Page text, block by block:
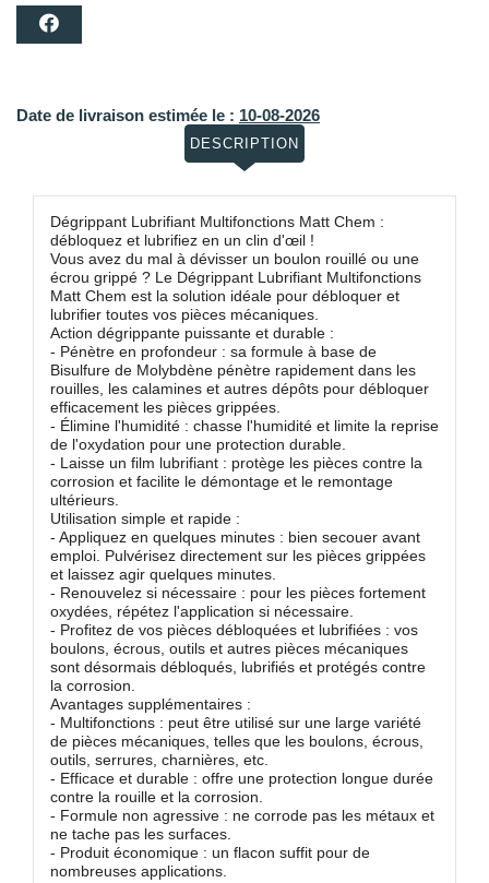
Date de livraison estimée le : 10-08-2026
DESCRIPTION
Dégrippant Lubrifiant Multifonctions Matt Chem :
débloquez et lubrifiez en un clin d'œil !
Vous avez du mal à dévisser un boulon rouillé ou une
écrou grippé ? Le Dégrippant Lubrifiant Multifonctions
Matt Chem est la solution idéale pour débloquer et
lubrifier toutes vos pièces mécaniques.
Action dégrippante puissante et durable :
- Pénètre en profondeur : sa formule à base de
Bisulfure de Molybdène pénètre rapidement dans les
rouilles, les calamines et autres dépôts pour débloquer
efficacement les pièces grippées.
- Élimine l'humidité : chasse l'humidité et limite la reprise
de l'oxydation pour une protection durable.
- Laisse un film lubrifiant : protège les pièces contre la
corrosion et facilite le démontage et le remontage
ultérieurs.
Utilisation simple et rapide :
- Appliquez en quelques minutes : bien secouer avant
emploi. Pulvérisez directement sur les pièces grippées
et laissez agir quelques minutes.
- Renouvelez si nécessaire : pour les pièces fortement
oxydées, répétez l'application si nécessaire.
- Profitez de vos pièces débloquées et lubrifiées : vos
boulons, écrous, outils et autres pièces mécaniques
sont désormais débloqués, lubrifiés et protégés contre
la corrosion.
Avantages supplémentaires :
- Multifonctions : peut être utilisé sur une large variété
de pièces mécaniques, telles que les boulons, écrous,
outils, serrures, charnières, etc.
- Efficace et durable : offre une protection longue durée
contre la rouille et la corrosion.
- Formule non agressive : ne corrode pas les métaux et
ne tache pas les surfaces.
- Produit économique : un flacon suffit pour de
nombreuses applications.